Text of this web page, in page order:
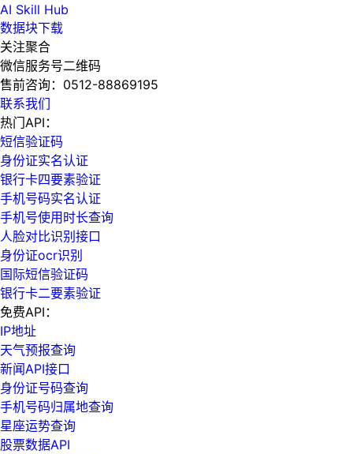
AI Skill Hub
数据块下载
关注聚合
微信服务号二维码
售前咨询： 0512-88869195
联系我们
热门API：
短信验证码
身份证实名认证
银行卡四要素验证
手机号码实名认证
手机号使用时长查询
人脸对比识别接口
身份证ocr识别
国际短信验证码
银行卡二要素验证
免费API：
IP地址
天气预报查询
新闻API接口
身份证号码查询
手机号码归属地查询
星座运势查询
股票数据API